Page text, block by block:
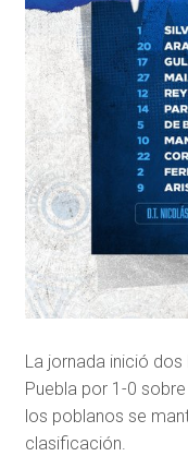
La jornada inició
Puebla por 1-0
los poblanos se
clasificación.